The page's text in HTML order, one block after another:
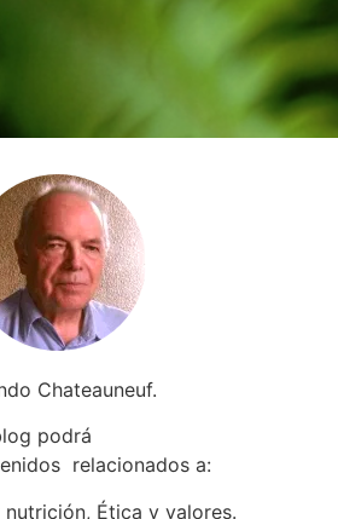
Chateauneuf.
podrá
relacionados a:
Ética y valores.